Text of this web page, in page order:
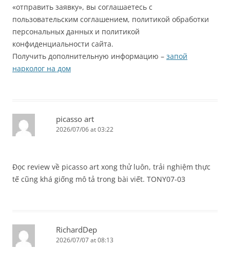
«отправить заявку», вы соглашаетесь с
пользовательским соглашением, политикой обработки
персональных данных и политикой
конфиденциальности сайта.
Получить дополнительную информацию – запой
нарколог на дом
picasso art
2026/07/06 at 03:22
Đọc review về picasso art xong thử luôn, trải nghiệm thực
tế cũng khá giống mô tả trong bài viết. TONY07-03
RichardDep
2026/07/07 at 08:13